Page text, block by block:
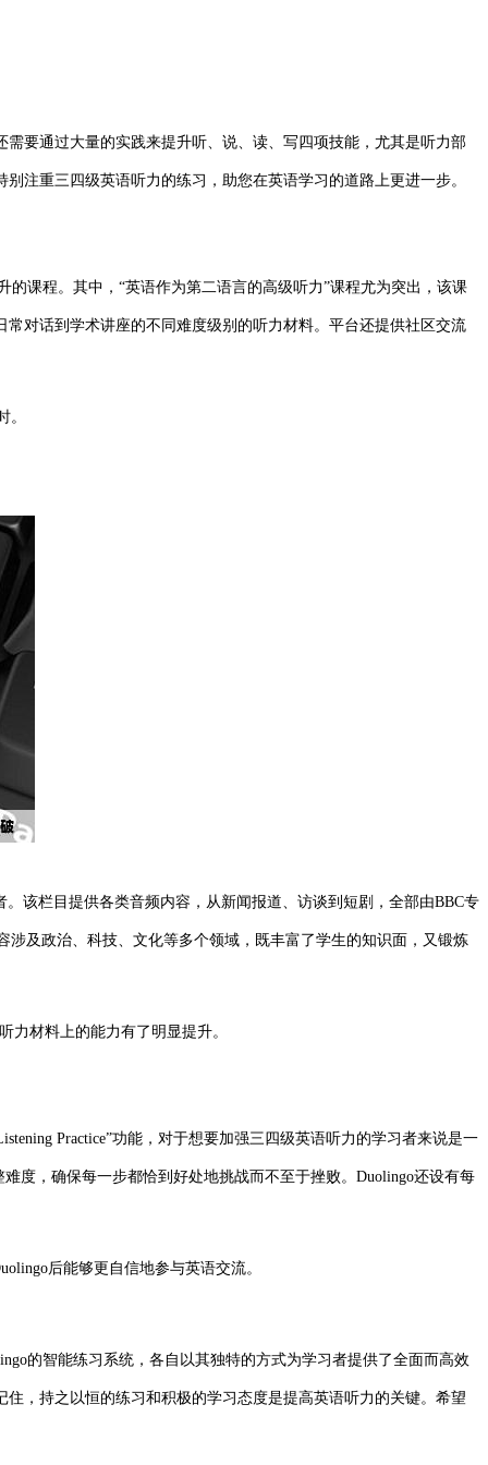
要通过大量的实践来提升听、说、读、写四项技能，尤其是听力部
注重三四级英语听力的练习，助您在英语学习的道路上更进一步。
课程。其中，“英语作为第二语言的高级听力”课程尤为突出，该课
对话到学术讲座的不同难度级别的听力材料。平台还提供社区交流
。
该栏目提供各类音频内容，从新闻报道、访谈到短剧，全部由BBC专
及政治、科技、文化等多个领域，既丰富了学生的知识面，又锻炼
力材料上的能力有了明显提升。
Practice”功能，对于想要加强三四级英语听力的学习者来说是一
度，确保每一步都恰到好处地挑战而不至于挫败。Duolingo还设有每
后能够更自信地参与英语交流。
的智能练习系统，各自以其独特的方式为学习者提供了全面而高效
，持之以恒的练习和积极的学习态度是提高英语听力的关键。希望